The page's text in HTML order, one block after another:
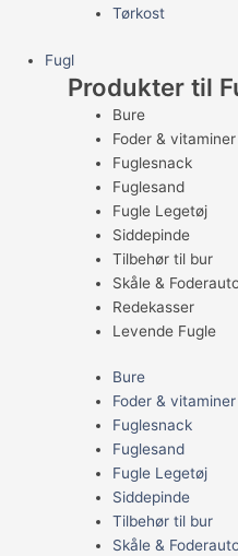
Tørkost
Fugl
Produkter til
Bure
Foder & vitaminer
Fuglesnack
Fuglesand
Fugle Legetøj
Siddepinde
Tilbehør til bur
Skåle &
Redekasser
Levende Fugle
Bure
Foder & vitaminer
Fuglesnack
Fuglesand
Fugle Legetøj
Siddepinde
Tilbehør til bur
Skåle &